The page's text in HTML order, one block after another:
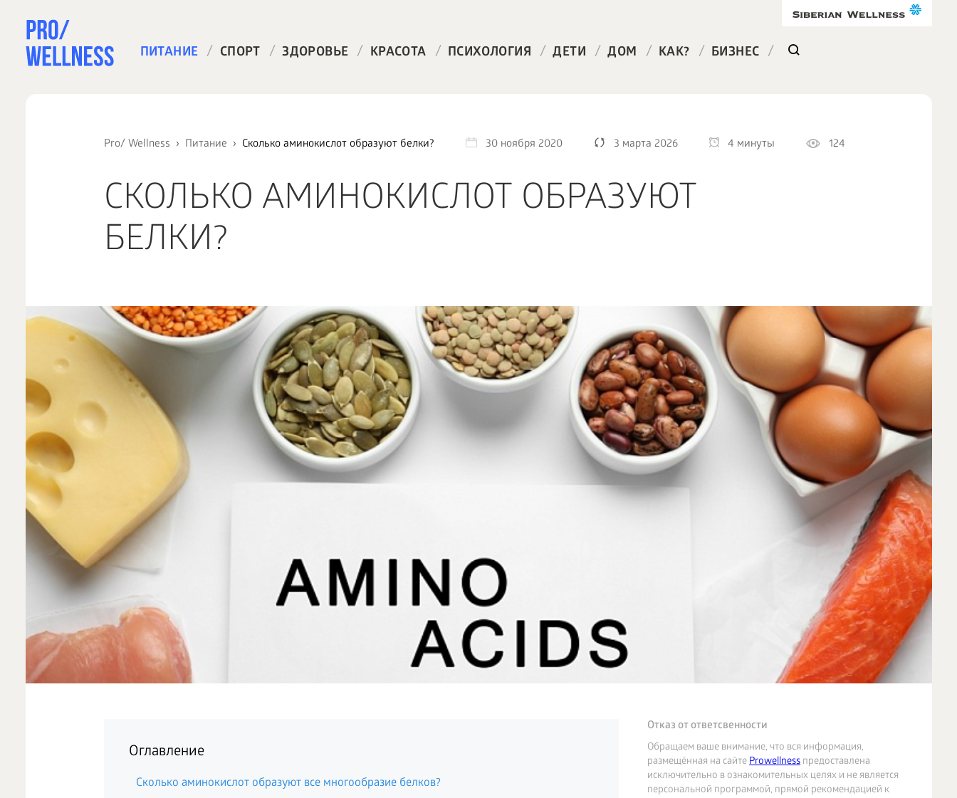
ПИТАНИЕ / СПОРТ / ЗДОРОВЬЕ / КРАСОТА / ПСИХОЛОГИЯ / ДЕТИ / ДОМ / КАК? / БИЗНЕС /
Pro/ Wellness Питание Сколько аминокислот образуют белки? 30 ноября 2020 3 марта 2026 4 минуты 124
СКОЛЬКО АМИНОКИСЛОТ ОБРАЗУЮТ
БЕЛКИ?
Отказ от ответсвенности
Обращаем ваше внимание, что вся информация,
размещённая на сайтеProwellnessпредоставлена
исключительно в ознакомительных целях и не является
персональной программой, прямой рекомендацией к
Оглавление
Сколько аминокислот образуют все многообразие белков?